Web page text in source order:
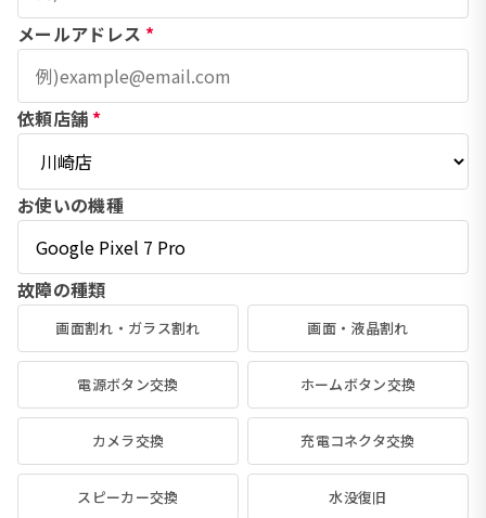
メールアドレス *
依頼店舗 *
お使いの機種
故障の種類
画面割れ・ガラス割れ 画面・液晶割れ
電源ボタン交換 ホームボタン交換
カメラ交換 充電コネクタ交換
スピーカー交換 水没復旧